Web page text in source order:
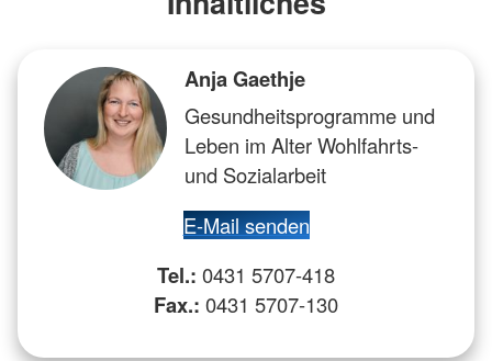
Anja Gaethje
Gesundheitsprogramme und
Leben im Alter Wohlfahrts-
und Sozialarbeit
E-Mail senden
Tel.: 0431 5707-418
Fax.: 0431 5707-130